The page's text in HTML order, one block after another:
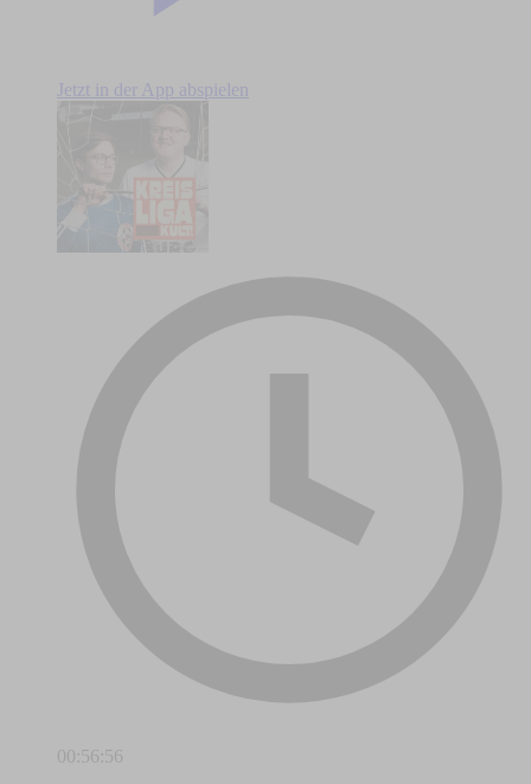
Jetzt in der App abspielen
00:56:56